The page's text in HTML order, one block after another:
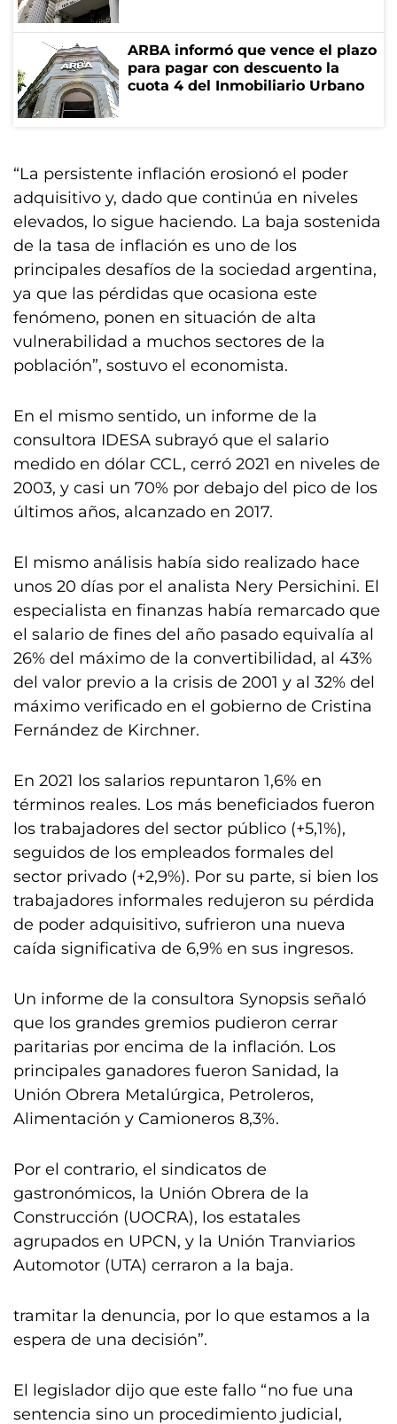
ARBA informó que vence el plazo
para pagar con descuento la
cuota 4 del Inmobiliario Urbano
“La persistente inflación erosionó el poder
adquisitivo y, dado que continúa en niveles
elevados, lo sigue haciendo. La baja sostenida
de la tasa de inflación es uno de los
principales desafíos de la sociedad argentina,
ya que las pérdidas que ocasiona este
fenómeno, ponen en situación de alta
vulnerabilidad a muchos sectores de la
población”, sostuvo el economista.
En el mismo sentido, un informe de la
consultora IDESA subrayó que el salario
medido en dólar CCL, cerró 2021 en niveles de
2003, y casi un 70% por debajo del pico de los
últimos años, alcanzado en 2017.
El mismo análisis había sido realizado hace
unos 20 días por el analista Nery Persichini. El
especialista en finanzas había remarcado que
el salario de fines del año pasado equivalía al
26% del máximo de la convertibilidad, al 43%
del valor previo a la crisis de 2001 y al 32% del
máximo verificado en el gobierno de Cristina
Fernández de Kirchner.
En 2021 los salarios repuntaron 1,6% en
términos reales. Los más beneficiados fueron
los trabajadores del sector público (+5,1%),
seguidos de los empleados formales del
sector privado (+2,9%). Por su parte, si bien los
trabajadores informales redujeron su pérdida
de poder adquisitivo, sufrieron una nueva
caída significativa de 6,9% en sus ingresos.
Un informe de la consultora Synopsis señaló
que los grandes gremios pudieron cerrar
paritarias por encima de la inflación. Los
principales ganadores fueron Sanidad, la
Unión Obrera Metalúrgica, Petroleros,
Alimentación y Camioneros 8,3%.
Por el contrario, el sindicatos de
gastronómicos, la Unión Obrera de la
Construcción (UOCRA), los estatales
agrupados en UPCN, y la Unión Tranviarios
Automotor (UTA) cerraron a la baja.
tramitar la denuncia, por lo que estamos a la
espera de una decisión”.
El legislador dijo que este fallo “no fue una
sentencia sino un procedimiento judicial,